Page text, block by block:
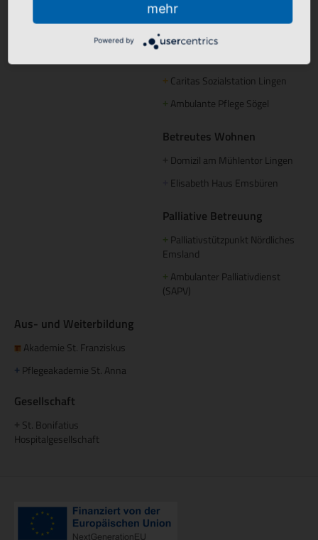
Hospitalgesellschaft
Ambulante Pflege
+ Caritas Sozialstation Lingen
+ Ambulante Pflege Sögel
Betreutes Wohnen
Domizil am Mühlentor Lingen
Elisabeth Haus Emsbüren
Palliative Betreuung
+ Palliativstützpunkt Nördliches
Emsland
+ Ambulanter Palliativdienst
(SAPV)
Aus- und Weiterbildung
Akademie St. Franziskus
+ Pflegeakademie St. Anna
Gesellschaft
St. Bonifatius
Hospitalgesellschaft
mehr
Powered by